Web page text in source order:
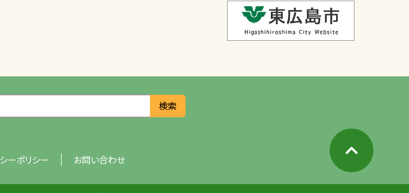
検索
ーポリシー お問い合わせ